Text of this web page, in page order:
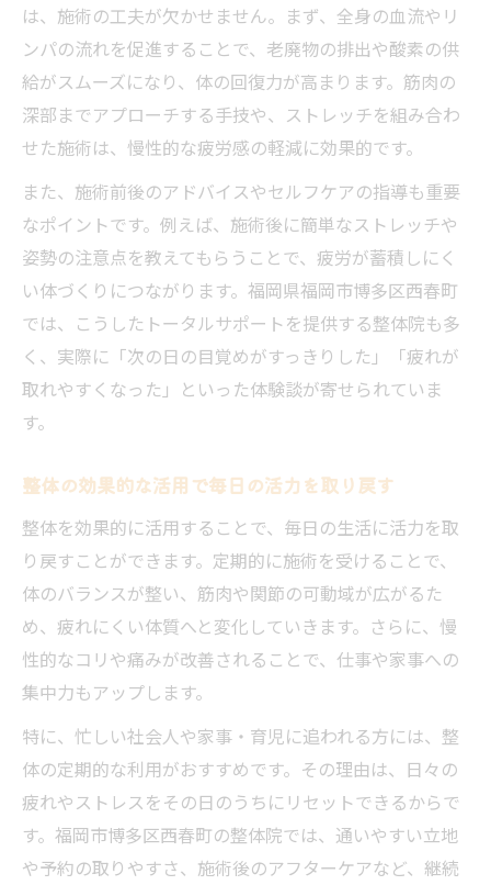
は、施術の工夫が欠かせません。まず、全身の血流やリ
ンパの流れを促進することで、老廃物の排出や酸素の供
給がスムーズになり、体の回復力が高まります。筋肉の
深部までアプローチする手技や、ストレッチを組み合わ
せた施術は、慢性的な疲労感の軽減に効果的です。
また、施術前後のアドバイスやセルフケアの指導も重要
なポイントです。例えば、施術後に簡単なストレッチや
姿勢の注意点を教えてもらうことで、疲労が蓄積しにく
い体づくりにつながります。福岡県福岡市博多区西春町
では、こうしたトータルサポートを提供する整体院も多
く、実際に「次の日の目覚めがすっきりした」「疲れが
取れやすくなった」といった体験談が寄せられていま
す。
整体の効果的な活用で毎日の活力を取り戻す
整体を効果的に活用することで、毎日の生活に活力を取
り戻すことができます。定期的に施術を受けることで、
体のバランスが整い、筋肉や関節の可動域が広がるた
め、疲れにくい体質へと変化していきます。さらに、慢
性的なコリや痛みが改善されることで、仕事や家事への
集中力もアップします。
特に、忙しい社会人や家事・育児に追われる方には、整
体の定期的な利用がおすすめです。その理由は、日々の
疲れやストレスをその日のうちにリセットできるからで
す。福岡市博多区西春町の整体院では、通いやすい立地
や予約の取りやすさ、施術後のアフターケアなど、継続